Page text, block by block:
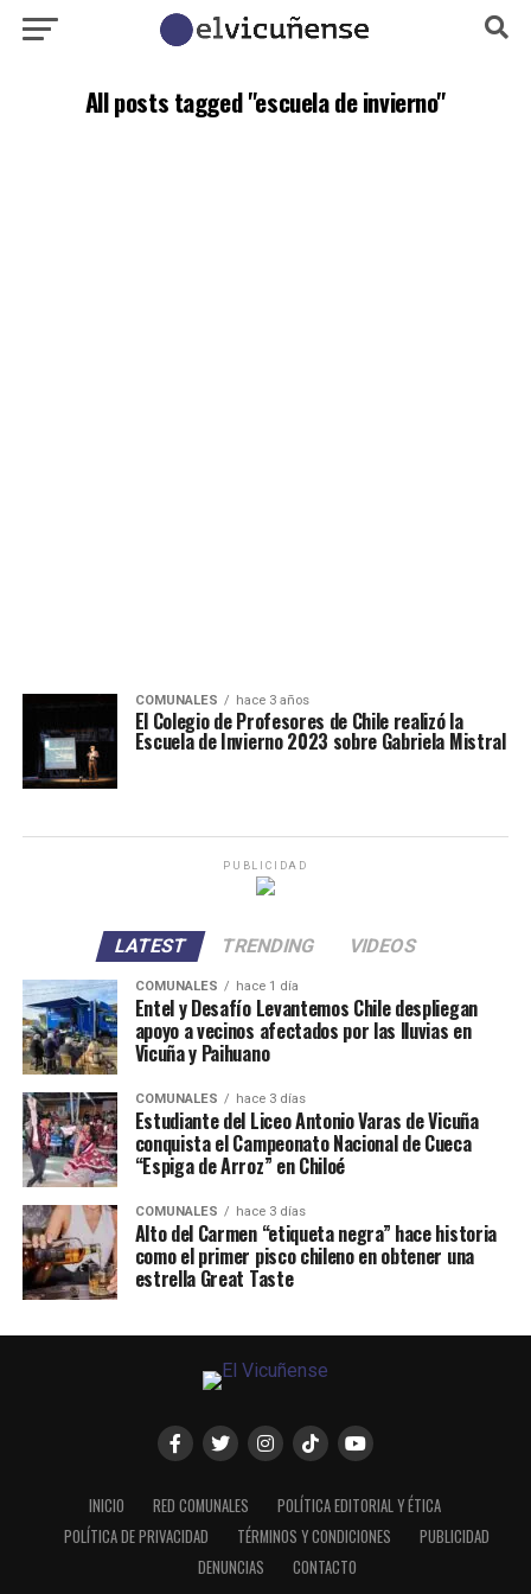
All posts tagged "escuela de invierno"
COMUNALES hace 3 años
El Colegio de Profesores de Chile realizó la
Escuela de Invierno 2023 sobre Gabriela Mistral
PUBLICIDAD
LATEST TRENDING VIDEOS
COMUNALES hace 1 día
Entel y Desafío Levantemos Chile despliegan
apoyo a vecinos afectados por las lluvias en
Vicuña y Paihuano
COMUNALES hace 3 días
Estudiante del Liceo Antonio Varas de Vicuña
conquista el Campeonato Nacional de Cueca
“Espiga de Arroz” en Chiloé
COMUNALES hace 3 días
Alto del Carmen “etiqueta negra” hace historia
como el primer pisco chileno en obtener una
estrella Great Taste
INICIO RED COMUNALES
POLÍTICA EDITORIAL Y ÉTICA
POLÍTICA DE PRIVACIDAD
TÉRMINOS Y CONDICIONES
PUBLICIDAD
DENUNCIAS
CONTACTO